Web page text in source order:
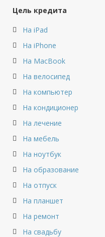
Цель кредита
На iPad
На iPhone
На MacBook
На велосипед
На компьютер
На кондиционер
На лечение
На мебель
На ноутбук
На образование
На отпуск
На планшет
На ремонт
На свадьбу